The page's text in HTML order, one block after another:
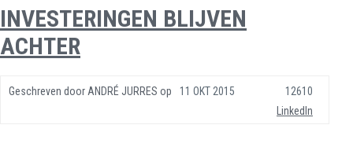
INVESTERINGEN BLIJVEN
ACHTER
Geschreven door ANDRÉ JURRES op 11 OKT 2015
12610
LinkedIn